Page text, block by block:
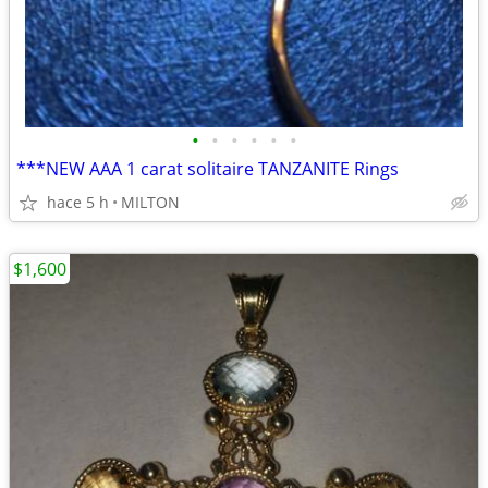
• • • • • •
***NEW AAA 1 carat solitaire TANZANITE Rings
hace 5 h MILTON
$1,600